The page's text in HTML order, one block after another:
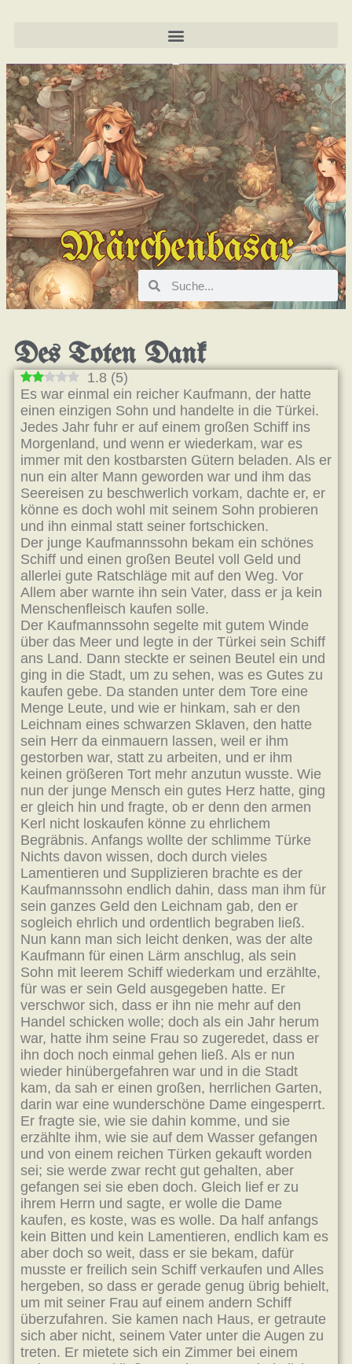
Märchenbasar
Des Toten Dank
1.8 (5)
Es war einmal ein reicher Kaufmann, der hatte
einen einzigen Sohn und handelte in die Türkei.
Jedes Jahr fuhr er auf einem großen Schiff ins
Morgenland, und wenn er wiederkam, war es
immer mit den kostbarsten Gütern beladen. Als er
nun ein alter Mann geworden war und ihm das
Seereisen zu beschwerlich vorkam, dachte er, er
könne es doch wohl mit seinem Sohn probieren
und ihn einmal statt seiner fortschicken.
Der junge Kaufmannssohn bekam ein schönes
Schiff und einen großen Beutel voll Geld und
allerlei gute Ratschläge mit auf den Weg. Vor
Allem aber warnte ihn sein Vater, dass er ja kein
Menschenfleisch kaufen solle.
Der Kaufmannssohn segelte mit gutem Winde
über das Meer und legte in der Türkei sein Schiff
ans Land. Dann steckte er seinen Beutel ein und
ging in die Stadt, um zu sehen, was es Gutes zu
kaufen gebe. Da standen unter dem Tore eine
Menge Leute, und wie er hinkam, sah er den
Leichnam eines schwarzen Sklaven, den hatte
sein Herr da einmauern lassen, weil er ihm
gestorben war, statt zu arbeiten, und er ihm
keinen größeren Tort mehr anzutun wusste. Wie
nun der junge Mensch ein gutes Herz hatte, ging
er gleich hin und fragte, ob er denn den armen
Kerl nicht loskaufen könne zu ehrlichem
Begräbnis. Anfangs wollte der schlimme Türke
Nichts davon wissen, doch durch vieles
Lamentieren und Supplizieren brachte es der
Kaufmannssohn endlich dahin, dass man ihm für
sein ganzes Geld den Leichnam gab, den er
sogleich ehrlich und ordentlich begraben ließ.
Nun kann man sich leicht denken, was der alte
Kaufmann für einen Lärm anschlug, als sein
Sohn mit leerem Schiff wiederkam und erzählte,
für was er sein Geld ausgegeben hatte. Er
verschwor sich, dass er ihn nie mehr auf den
Handel schicken wolle; doch als ein Jahr herum
war, hatte ihm seine Frau so zugeredet, dass er
ihn doch noch einmal gehen ließ. Als er nun
wieder hinübergefahren war und in die Stadt
kam, da sah er einen großen, herrlichen Garten,
darin war eine wunderschöne Dame eingesperrt.
Er fragte sie, wie sie dahin komme, und sie
erzählte ihm, wie sie auf dem Wasser gefangen
und von einem reichen Türken gekauft worden
sei; sie werde zwar recht gut gehalten, aber
gefangen sei sie eben doch. Gleich lief er zu
ihrem Herrn und sagte, er wolle die Dame
kaufen, es koste, was es wolle. Da half anfangs
kein Bitten und kein Lamentieren, endlich kam es
aber doch so weit, dass er sie bekam, dafür
musste er freilich sein Schiff verkaufen und Alles
hergeben, so dass er gerade genug übrig behielt,
um mit seiner Frau auf einem andern Schiff
überzufahren. Sie kamen nach Haus, er getraute
sich aber nicht, seinem Vater unter die Augen zu
treten. Er mietete sich ein Zimmer bei einem